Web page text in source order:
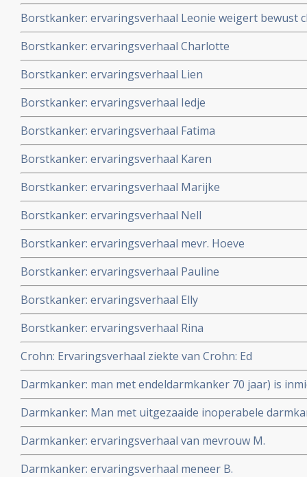
Borstkanker: ervaringsverhaal Leonie weigert bewust
operatie van haar borstkanker en kiest voor niet
spirituele weg.
Borstkanker: ervaringsverhaal Charlotte
Borstkanker: ervaringsverhaal Lien
Borstkanker: ervaringsverhaal Iedje
Borstkanker: ervaringsverhaal Fatima
Borstkanker: ervaringsverhaal Karen
Borstkanker: ervaringsverhaal Marijke
Borstkanker: ervaringsverhaal Nell
Borstkanker: ervaringsverhaal mevr. Hoeve
Borstkanker: ervaringsverhaal Pauline
Borstkanker: ervaringsverhaal Elly
Borstkanker: ervaringsverhaal Rina
Crohn: Ervaringsverhaal ziekte van Crohn: Ed
Darmkanker: man met endeldarmkanker 70 jaar) is
behandeling (operatie via anus) bij recidief en heeft al
uitstekende kwaliteit van leven
Darmkanker: Man met uitgezaaide inoperabele
Autologous tumor immunizing devascularization, een
complete remissie en is al 16 jaar kankervrij, zonder
copy 1
Darmkanker: ervaringsverhaal van mevrouw M.
Darmkanker: ervaringsverhaal meneer B.